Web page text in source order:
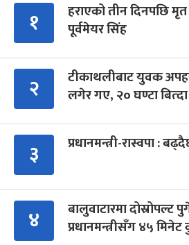
१
हराएको तीन दिनपछि
पूर्वमेयर सिंह
२
टीकाथलीबाट युवक
लगेर गए, २० घण्टा बित्दा
३ प्रधानमन्त्री-रास्वपा :
४
बालुवाटारमा दोस्रोपल्ट
प्रधानमन्त्रीसँग ४५ मिनेट